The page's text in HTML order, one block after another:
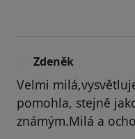
Zdeněk
Velmi
pomohla, stejně
známým.Milá a